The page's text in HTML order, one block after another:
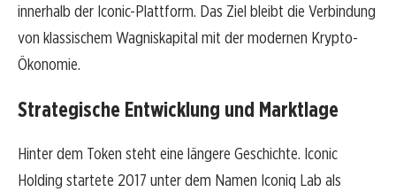
innerhalb der Iconic-Plattform. Das Ziel bleibt die Verbindung
von klassischem Wagniskapital mit der modernen Krypto-
Ökonomie.
Strategische Entwicklung und Marktlage
Hinter dem Token steht eine längere Geschichte. Iconic
Holding startete 2017 unter dem Namen Iconiq Lab als